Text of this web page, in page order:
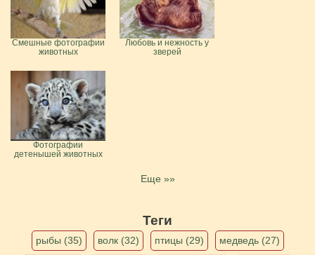
Смешные фотографии
животных
Любовь и нежность у
зверей
Фотографии
детенышей животных
Еще »»
Теги
рыбы (35) волк (32) птицы (29) медведь (27)